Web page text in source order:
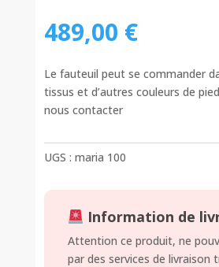
489,00 €
Le fauteuil peut se commander
tissus et d’autres couleurs de
nous contacter
UGS : maria 100
Information de
Attention ce produit, ne
par des services de livraison